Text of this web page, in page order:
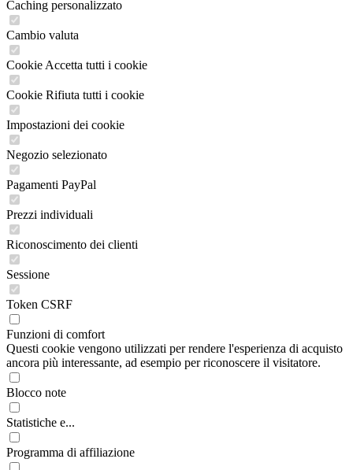
Caching personalizzato
Cambio valuta
Cookie Accetta tutti i cookie
Cookie Rifiuta tutti i cookie
Impostazioni dei cookie
Negozio selezionato
Pagamenti PayPal
Prezzi individuali
Riconoscimento dei clienti
Sessione
Token CSRF
Funzioni di comfort
Questi cookie vengono utilizzati per rendere l'esperienza di acquisto
ancora più interessante, ad esempio per riconoscere il visitatore.
Blocco note
Statistiche e...
Programma di affiliazione